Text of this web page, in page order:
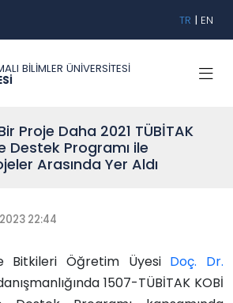
TR | EN
BİLİMLER ÜNİVERSİTESİ
Proje Daha 2021 TÜBİTAK
Destek Programı ile
Arasında Yer Aldı
22:44
Bitkileri Öğretim Üyesi Doç. Dr.
1507-TÜBİTAK KOBİ